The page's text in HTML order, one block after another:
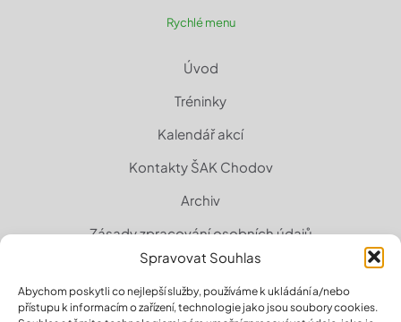
Spravovat Souhlas
Abychom poskytli co nejlepší služby, používáme k ukládání a/nebo
přístupu k informacím o zařízení, technologie jako jsou soubory cookies.
Rychlé menu
Úvod
Tréninky
Kalendář akcí
Kontakty ŠAK Chodov
Archiv
Zásady zpracování osobních údajů
Zásady cookies (EU)